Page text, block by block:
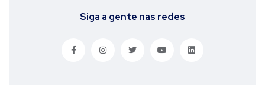
Siga a gente nas redes